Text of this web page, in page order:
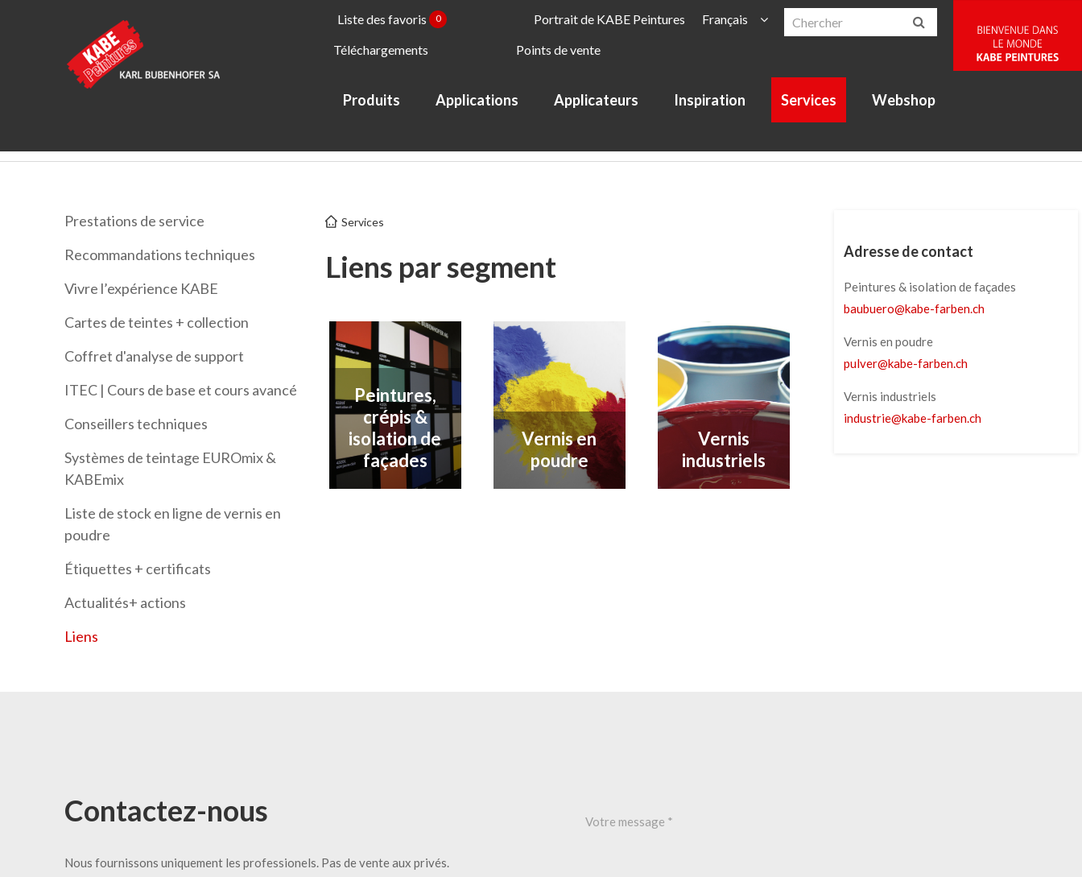
Liste des favoris 0
Portrait de KABE Peintures
Téléchargements
Points de vente
Français
Produits Applications Applicateurs Inspiration Services Webshop
Prestations de service
Recommandations techniques
Vivre l’expérience KABE
Cartes de teintes + collection
Coffret d'analyse de support
ITEC | Cours de base et cours avancé
Conseillers techniques
Systèmes de teintage EUROmix &
KABEmix
Liste de stock en ligne de vernis en
poudre
Étiquettes + certificats
Actualités+ actions
Liens
Services
Liens par segment
Peintures,
crépis &
isolation de
façades
Vernis en
poudre
Vernis
industriels
Adresse de contact
Peintures & isolation de façades
baubuero@kabe-farben.ch
Vernis en poudre
pulver@kabe-farben.ch
Vernis industriels
industrie@kabe-farben.ch
Contactez-nous
Nous fournissons uniquement les professionels. Pas de vente aux privés.